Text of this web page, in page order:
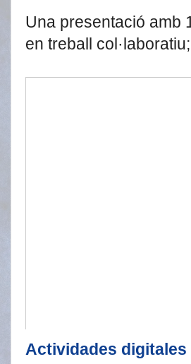
Una presentació amb
en treball
Actividades digitales